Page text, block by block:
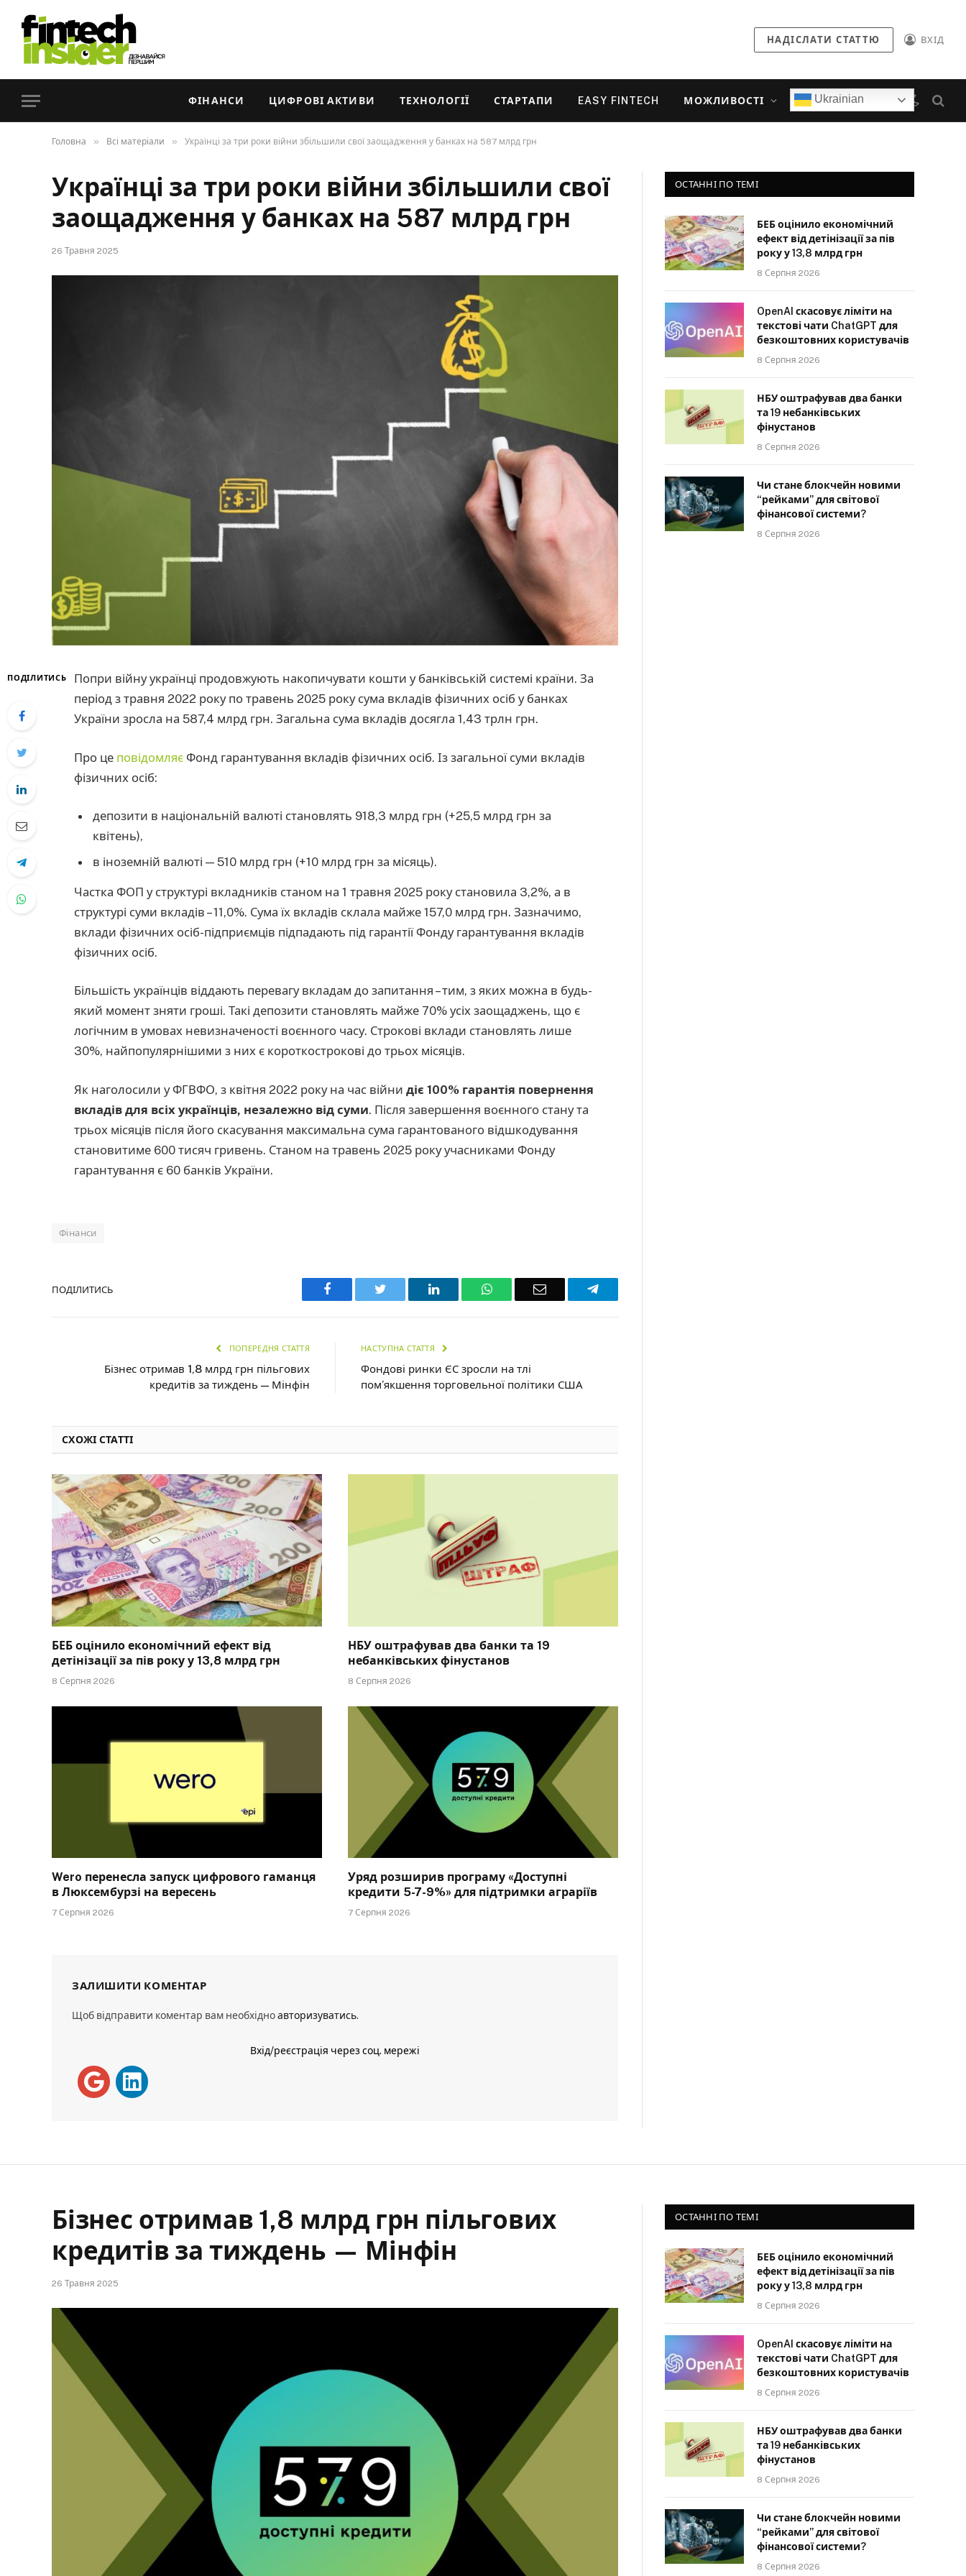
НАДІСЛАТИ СТАТТЮ ВХІД
ФІНАНСИ ЦИФРОВІ АКТИВИ ТЕХНОЛОГІЇ СТАРТАПИ EASY FINTECH МОЖЛИВОСТІ Ukrainian
Головна » Всі матеріали » Українці за три роки війни збільшили свої заощадження у банках на 587 млрд грн
Українці за три роки війни збільшили свої
заощадження у банках на 587 млрд грн
26 Травня 2025
ПОДІЛИТИСЬ
Попри війну українці продовжують накопичувати кошти у банківській системі країни. За
період з травня 2022 року по травень 2025 року сума вкладів фізичних осіб у банках
України зросла на 587,4 млрд грн. Загальна сума вкладів досягла 1,43 трлн грн.
Про це повідомляє Фонд гарантування вкладів фізичних осіб. Із загальної суми вкладів
фізичних осіб:
депозити в національній валюті становлять 918,3 млрд грн (+25,5 млрд грн за
квітень),
в іноземній валюті — 510 млрд грн (+10 млрд грн за місяць).
Частка ФОП у структурі вкладників станом на 1 травня 2025 року становила 3,2%, а в
структурі суми вкладів – 11,0%. Сума їх вкладів склала майже 157,0 млрд грн. Зазначимо,
вклади фізичних осіб-підприємців підпадають під гарантії Фонду гарантування вкладів
фізичних осіб.
Більшість українців віддають перевагу вкладам до запитання – тим, з яких можна в будь-
який момент зняти гроші. Такі депозити становлять майже 70% усіх заощаджень, що є
логічним в умовах невизначеності воєнного часу. Строкові вклади становлять лише
30%, найпопулярнішими з них є короткострокові до трьох місяців.
Як наголосили у ФГВФО, з квітня 2022 року на час війни діє 100% гарантія повернення
вкладів для всіх українців, незалежно від суми. Після завершення воєнного стану та
трьох місяців після його скасування максимальна сума гарантованого відшкодування
становитиме 600 тисяч гривень. Станом на травень 2025 року учасниками Фонду
гарантування є 60 банків України.
Фінанси
ПОДІЛИТИСЬ Facebook Twitter LinkedIn WhatsAppEmail Telegram
ПОПЕРЕДНЯ СТАТТЯ
Бізнес отримав 1,8 млрд грн пільгових
кредитів за тиждень — Мінфін
НАСТУПНА СТАТТЯ
Фондові ринки ЄС зросли на тлі
пом’якшення торговельної політики США
СХОЖІ СТАТТІ
БЕБ оцінило економічний ефект від
детінізації за пів року у 13,8 млрд грн
8 Серпня 2026
НБУ оштрафував два банки та 19
небанківських фінустанов
8 Серпня 2026
Wero перенесла запуск цифрового гаманця
в Люксембурзі на вересень
7 Серпня 2026
Уряд розширив програму «Доступні
кредити 5-7-9%» для підтримки аграріїв
7 Серпня 2026
ЗАЛИШИТИ КОМЕНТАР
Щоб відправити коментар вам необхідноавторизуватись.
Вхід/реєстрація через соц. мережі
ОСТАННІ ПО ТЕМІ
БЕБ оцінило економічний
ефект від детінізації за пів
року у 13,8 млрд грн
8 Серпня 2026
OpenAI скасовує ліміти на
текстові чати ChatGPT для
безкоштовних користувачів
8 Серпня 2026
НБУ оштрафував два банки
та 19 небанківських
фінустанов
8 Серпня 2026
Чи стане блокчейн новими
“рейками” для світової
фінансової системи?
8 Серпня 2026
Бізнес отримав 1,8 млрд грн пільгових
кредитів за тиждень — Мінфін
26 Травня 2025
ОСТАННІ ПО ТЕМІ
БЕБ оцінило економічний
ефект від детінізації за пів
року у 13,8 млрд грн
8 Серпня 2026
OpenAI скасовує ліміти на
текстові чати ChatGPT для
безкоштовних користувачів
8 Серпня 2026
НБУ оштрафував два банки
та 19 небанківських
фінустанов
8 Серпня 2026
Чи стане блокчейн новими
“рейками” для світової
фінансової системи?
8 Серпня 2026